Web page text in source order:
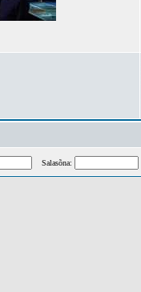
Salasõna: